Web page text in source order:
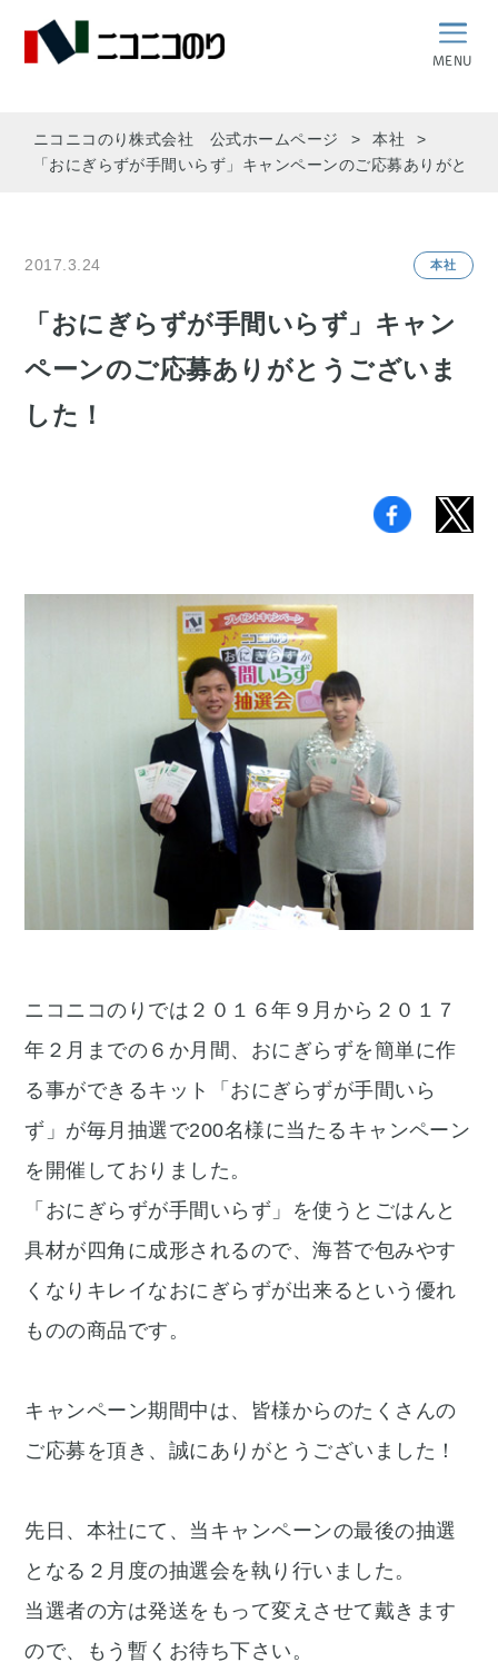
MENU
ニコニコのり株式会社 公式ホームページ
本社
「おにぎらずが手間いらず」キャンペーンのご応募ありがとう
2017.3.24 本社
「おにぎらずが手間いらず」キャン
ペーンのご応募ありがとうございま
した！
ニコニコのりでは２０１６年９月から２０１７
年２月までの６か月間、おにぎらずを簡単に作
る事ができるキット「おにぎらずが手間いら
ず」が毎月抽選で200名様に当たるキャンペーン
を開催しておりました。
「おにぎらずが手間いらず」を使うとごはんと
具材が四角に成形されるので、海苔で包みやす
くなりキレイなおにぎらずが出来るという優れ
ものの商品です。
キャンペーン期間中は、皆様からのたくさんの
ご応募を頂き、誠にありがとうございました！
先日、本社にて、当キャンペーンの最後の抽選
となる２月度の抽選会を執り行いました。
当選者の方は発送をもって変えさせて戴きます
ので、もう暫くお待ち下さい。